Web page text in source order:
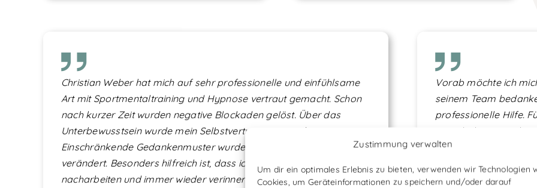
Zustimmung verwalten
Um dir ein optimales Erlebnis zu bieten, verwenden wir Technologien
Cookies, um Geräteinformationen zu speichern und/oder darauf
Christian Weber hat mich auf sehr professionelle und einfühlsame
Art mit Sportmentaltraining und Hypnose vertraut gemacht. Schon
nach kurzer Zeit wurden negative Blockaden gelöst. Über das
Unterbewusstsein wurde mein Selbstvertrauen gestärkt.
Einschränkende Gedankenmuster wurden erkannt und positiv
verändert. Besonders hilfreich ist, dass ich jede Sitzung zu Hause
nacharbeiten und immer wieder verinnerlichen kann.
Vorab möchte ich
seinem Team
professionelle Hilfe.
zumal ich ganz
Weber brachte mich
wurde. Ich weiß jetzt